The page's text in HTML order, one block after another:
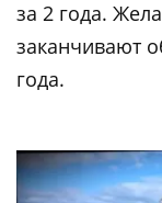
за 2 года.
заканчивают
года.